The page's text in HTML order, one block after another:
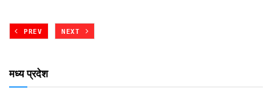
PREV NEXT
मध्य प्रदेश